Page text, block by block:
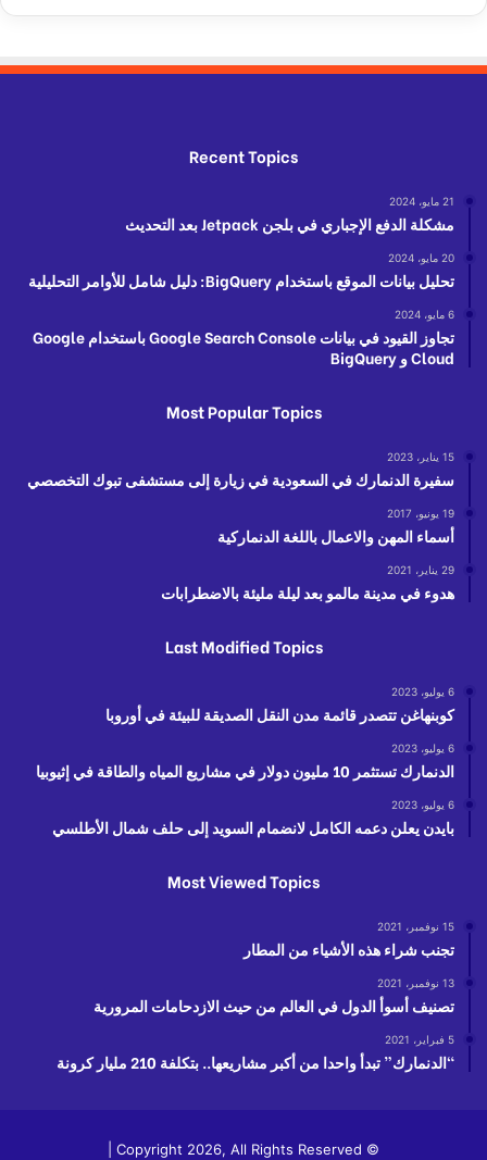
Recent Topics
21 مايو، 2024
مشكلة الدفع الإجباري في بلجن Jetpack بعد التحديث
20 مايو، 2024
تحليل بيانات الموقع باستخدام BigQuery: دليل شامل للأوامر التحليلية
6 مايو، 2024
تجاوز القيود في بيانات Google Search Console باستخدام Google
Cloud و BigQuery
Most Popular Topics
15 يناير، 2023
سفيرة الدنمارك في السعودية في زيارة إلى مستشفى تبوك التخصصي
19 يونيو، 2017
أسماء المهن والاعمال باللغة الدنماركية
29 يناير، 2021
هدوء في مدينة مالمو بعد ليلة مليئة بالاضطرابات
Last Modified Topics
6 يوليو، 2023
كوبنهاغن تتصدر قائمة مدن النقل الصديقة للبيئة في أوروبا
6 يوليو، 2023
الدنمارك تستثمر 10 مليون دولار في مشاريع المياه والطاقة في إثيوبيا
6 يوليو، 2023
بايدن يعلن دعمه الكامل لانضمام السويد إلى حلف شمال الأطلسي
Most Viewed Topics
15 نوفمبر، 2021
تجنب شراء هذه الأشياء من المطار
13 نوفمبر، 2021
تصنيف أسوأ الدول في العالم من حيث الازدحامات المرورية
5 فبراير، 2021
“الدنمارك” تبدأ واحدا من أكبر مشاريعها.. بتكلفة 210 مليار كرونة
© Copyright 2026, All Rights Reserved |